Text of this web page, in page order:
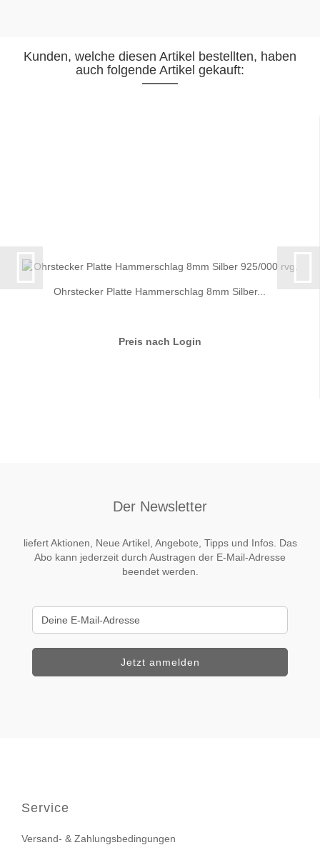
Kunden, welche diesen Artikel bestellten, haben
auch folgende Artikel gekauft:
Ohrstecker Platte Hammerschlag 8mm Silber...
Preis nach Login
Der Newsletter
liefert Aktionen, Neue Artikel, Angebote, Tipps und Infos. Das
Abo kann jederzeit durch Austragen der E-Mail-Adresse
beendet werden.
Service
Versand- & Zahlungsbedingungen